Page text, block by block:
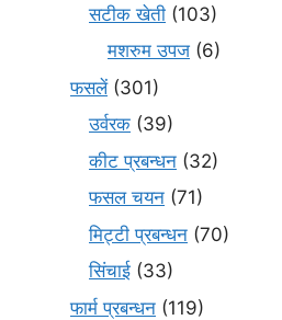
सटीक खेती (103)
मशरुम उपज (6)
फसलें(301)
उर्वरक (39)
कीट प्रबन्धन (32)
फसल चयन (71)
मि‌ट्टी प्रबन्धन (70)
सिंचाई (33)
फार्म प्रबन्धन (119)